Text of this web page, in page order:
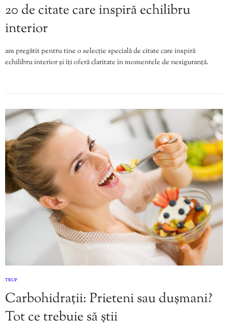
20 de citate care inspiră echilibru
interior
am pregătit pentru tine o selecție specială de citate care inspiră
echilibru interior și îți oferă claritate în momentele de nesiguranță.
TRUP
Carbohidrații: Prieteni sau dușmani?
Tot ce trebuie să știi